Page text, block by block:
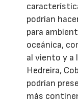
podrían
para
oceánica,
al viento y a
Hedreira,
podrían
más